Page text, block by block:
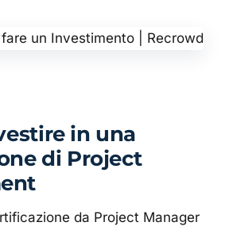
in una
di Project
da Project Manager